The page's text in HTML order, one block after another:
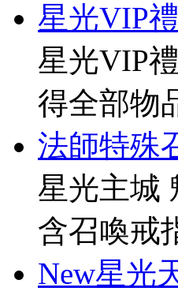
星光VIP
星光VIP
得全部物
法師特殊
星光主城
含召喚戒
New星光